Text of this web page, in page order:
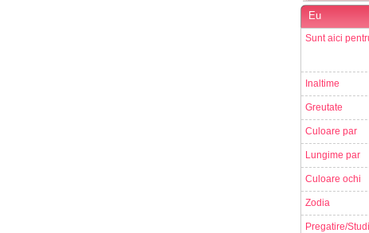
Eu
Sunt aici
Inaltime
Greutate
Culoare par
Lungime par
Culoare ochi
Zodia
Pregatire/